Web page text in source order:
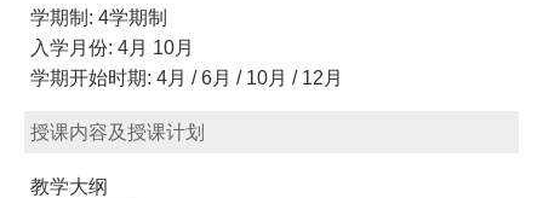
学期制: 4学期制
入学月份: 4月 10月
学期开始时期: 4月 / 6月 / 10月 / 12月
授课内容及授课计划
教学大纲